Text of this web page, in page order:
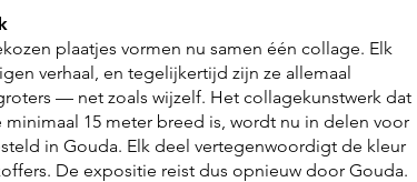
plaatjes vormen nu samen één collage. Elk
verhaal, en tegelijkertijd zijn ze allemaal
— net zoals wijzelf. Het collagekunstwerk dat
15 meter breed is, wordt nu in delen voor
in Gouda. Elk deel vertegenwoordigt de kleur
De expositie reist dus opnieuw door Gouda.